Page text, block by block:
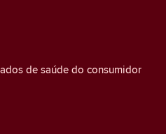
de saúde do consumidor